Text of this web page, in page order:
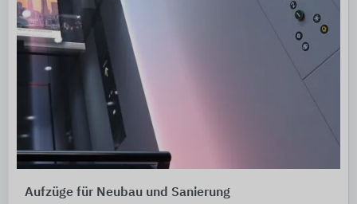
Aufzüge für Neubau und Sanierung